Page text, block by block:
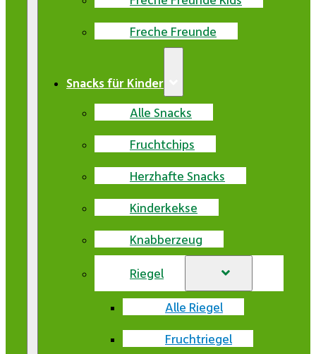
Freche Freunde
Snacks für Kinder
Alle Snacks
Fruchtchips
Herzhafte Snacks
Kinderkekse
Knabberzeug
Riegel
Alle Riegel
Fruchtriegel